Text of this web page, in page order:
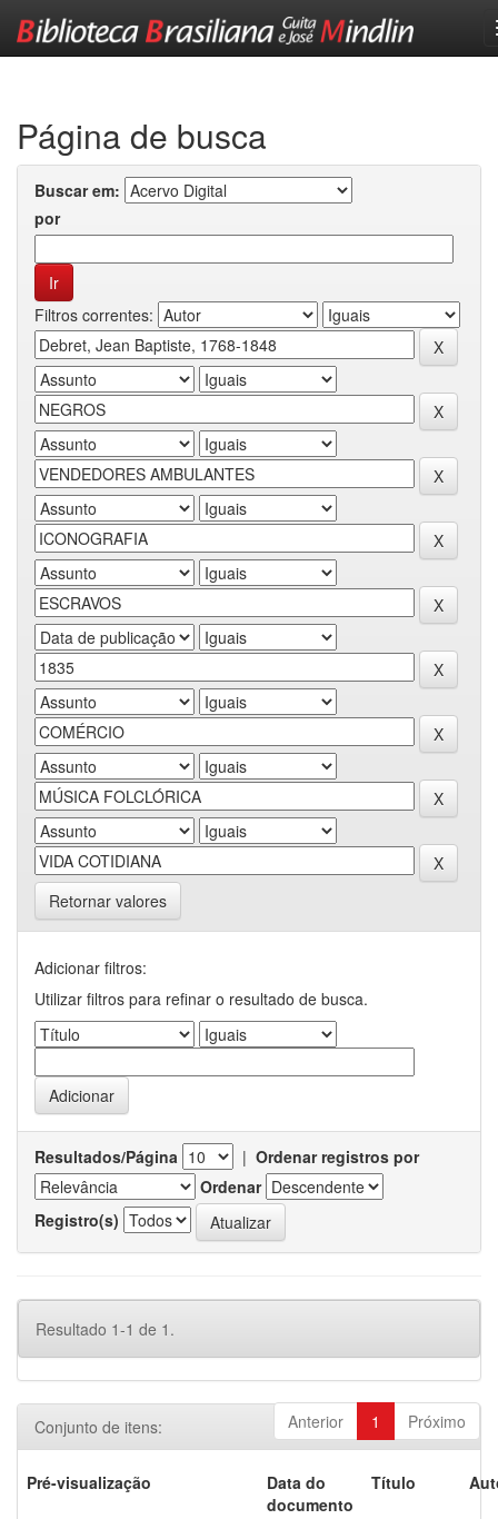
Página de busca
Buscar em:
por
Filtros correntes:
Retornar valores
Adicionar filtros:
Utilizar filtros para refinar o resultado de busca.
Resultados/Página | Ordenar registros por
Ordenar
Registro(s)
Resultado 1-1 de 1.
Anterior 1 Próximo
Conjunto de itens:
Pré-visualização
Data do
documento
Título